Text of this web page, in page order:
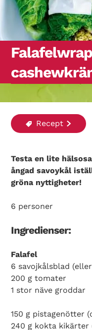
Recept
Testa en lite
ångad savoykål
gröna nyttigheter!
6 personer
Ingredienser:
Falafel
6 savojkålsblad
200 g tomater
1 stor näve groddar
150 g pistagenötter
240 g kokta kikärter